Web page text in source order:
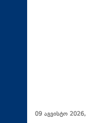
09 აგვისტო 2026,